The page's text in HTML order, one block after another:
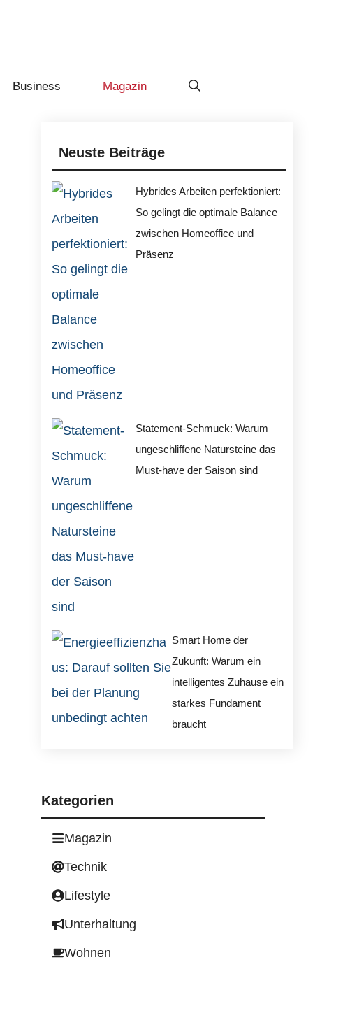
Business Magazin
Neuste Beiträge
Hybrides Arbeiten perfektioniert:
So gelingt die optimale Balance
zwischen Homeoffice und
Präsenz
Statement-Schmuck: Warum
ungeschliffene Natursteine das
Must-have der Saison sind
Smart Home der
Zukunft: Warum ein
intelligentes Zuhause ein
starkes Fundament
braucht
Kategorien
Magazin
Technik
Lifestyle
Unterhaltung
Wohnen